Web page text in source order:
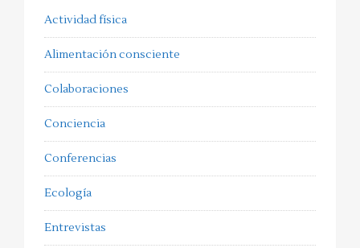
Actividad física
Alimentación consciente
Colaboraciones
Conciencia
Conferencias
Ecología
Entrevistas